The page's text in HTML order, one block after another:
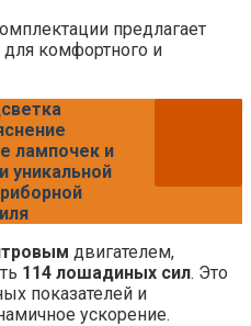
предлагает
комфортного и
лампочек и
уникальной
двигателем,
114 лошадиных сил. Это
показателей и
ускорение.